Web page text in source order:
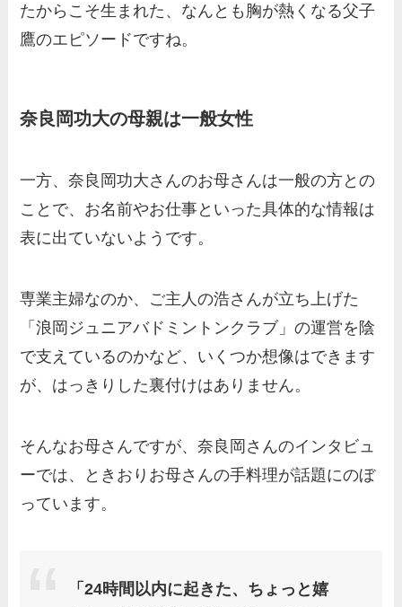
たからこそ生まれた、なんとも胸が熱くなる父子
鷹のエピソードですね。
奈良岡功大の母親は一般女性
一方、奈良岡功大さんのお母さんは一般の方との
ことで、お名前やお仕事といった具体的な情報は
表に出ていないようです。
専業主婦なのか、ご主人の浩さんが立ち上げた
「浪岡ジュニアバドミントンクラブ」の運営を陰
で支えているのかなど、いくつか想像はできます
が、はっきりした裏付けはありません。
そんなお母さんですが、奈良岡さんのインタビュ
ーでは、ときおりお母さんの手料理が話題にのぼ
っています。
「24時間以内に起きた、ちょっと嬉